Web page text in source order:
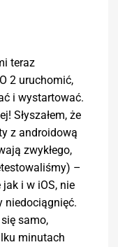
teraz
2 uruchomić,
i wystartować.
Słyszałem, że
z androidową
zwykłego,
–
i w iOS, nie
niedociągnięć.
samo,
minutach